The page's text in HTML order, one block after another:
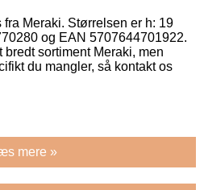
Meraki. Størrelsen er h: 19
og EAN 5707644701922.
sortiment Meraki, men
du mangler, så kontakt os
mere »